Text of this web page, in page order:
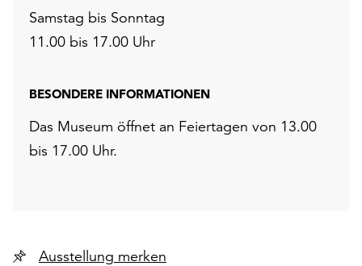
Samstag bis Sonntag
11.00 bis 17.00 Uhr
BESONDERE INFORMATIONEN
Das Museum öffnet an Feiertagen von 13.00
bis 17.00 Uhr.
Ausstellung merken